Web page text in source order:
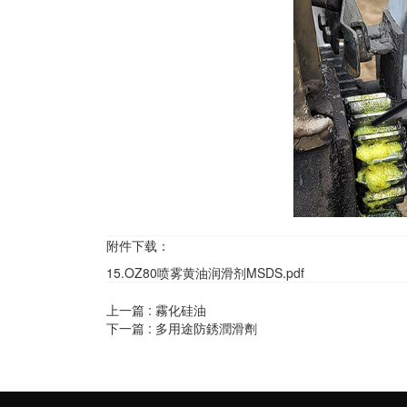
附件下载：
15.OZ80喷雾黄油润滑剂MSDS.pdf
上一篇 : 霧化硅油
下一篇 : 多用途防銹潤滑劑